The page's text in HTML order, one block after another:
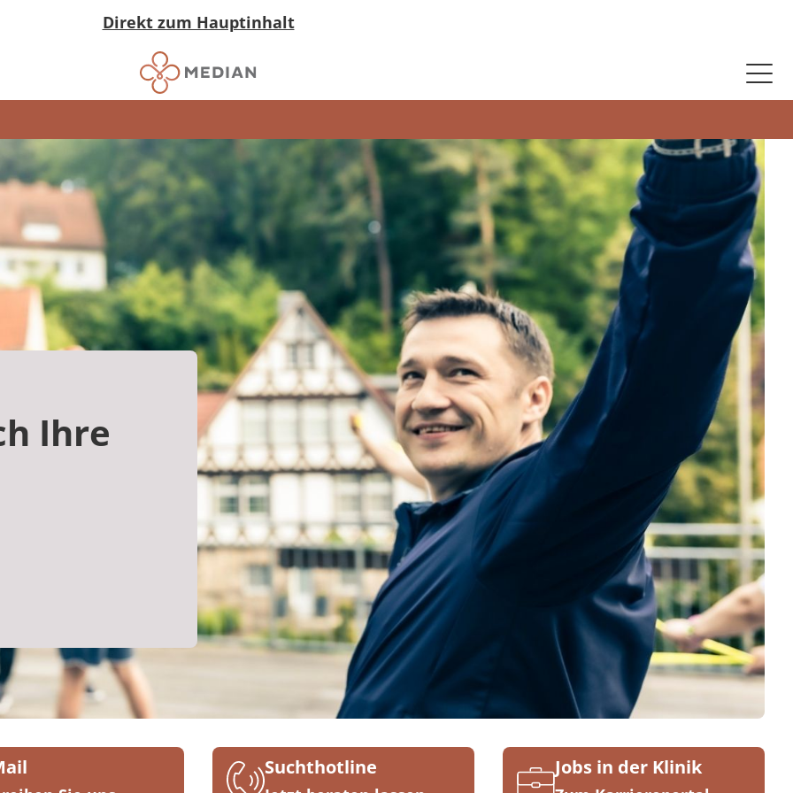
Direkt zum Hauptinhalt
Ihre
Suchthotline Jobs in der Klinik